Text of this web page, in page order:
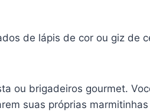
de lápis de cor ou giz de
ou brigadeiros gourmet.
suas próprias